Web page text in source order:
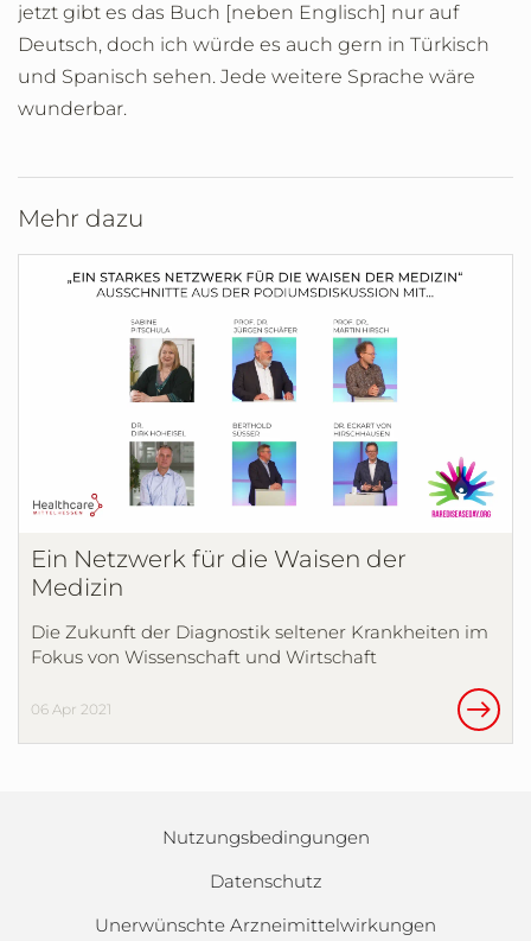
jetzt gibt es das Buch [neben Englisch] nur auf
Deutsch, doch ich würde es auch gern in Türkisch
und Spanisch sehen. Jede weitere Sprache wäre
wunderbar.
Mehr dazu
Ein Netzwerk für die Waisen der
Medizin
Die Zukunft der Diagnostik seltener Krankheiten im
Fokus von Wissenschaft und Wirtschaft
06 Apr 2021
Nutzungsbedingungen
Datenschutz
Unerwünschte Arzneimittelwirkungen